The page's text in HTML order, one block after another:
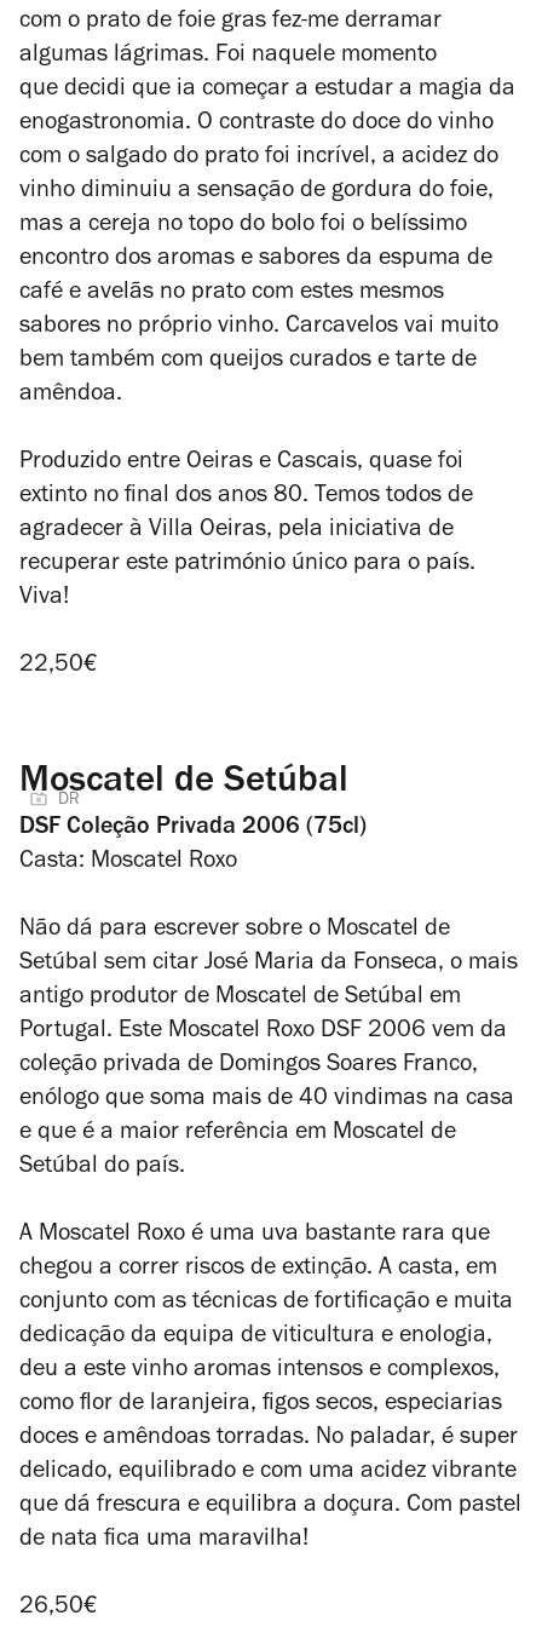
com o prato de foie gras fez-me derramar
algumas lágrimas. Foi naquele momento
que decidi que ia começar a estudar a magia da
enogastronomia. O contraste do doce do vinho
com o salgado do prato foi incrível, a acidez do
vinho diminuiu a sensação de gordura do foie,
mas a cereja no topo do bolo foi o belíssimo
encontro dos aromas e sabores da espuma de
café e avelãs no prato com estes mesmos
sabores no próprio vinho. Carcavelos vai muito
bem também com queijos curados e tarte de
amêndoa.
Produzido entre Oeiras e Cascais, quase foi
extinto no final dos anos 80. Temos todos de
agradecer à Villa Oeiras, pela iniciativa de
recuperar este património único para o país.
Viva!
22,50€
Moscatel de Setúbal
DR
DSF Coleção Privada 2006 (75cl)
Casta: Moscatel Roxo
Não dá para escrever sobre o Moscatel de
Setúbal sem citar José Maria da Fonseca, o mais
antigo produtor de Moscatel de Setúbal em
Portugal. Este Moscatel Roxo DSF 2006 vem da
coleção privada de Domingos Soares Franco,
enólogo que soma mais de 40 vindimas na casa
e que é a maior referência em Moscatel de
Setúbal do país.
A Moscatel Roxo é uma uva bastante rara que
chegou a correr riscos de extinção. A casta, em
conjunto com as técnicas de fortificação e muita
dedicação da equipa de viticultura e enologia,
deu a este vinho aromas intensos e complexos,
como flor de laranjeira, figos secos, especiarias
doces e amêndoas torradas. No paladar, é super
delicado, equilibrado e com uma acidez vibrante
que dá frescura e equilibra a doçura. Com pastel
de nata fica uma maravilha!
26,50€